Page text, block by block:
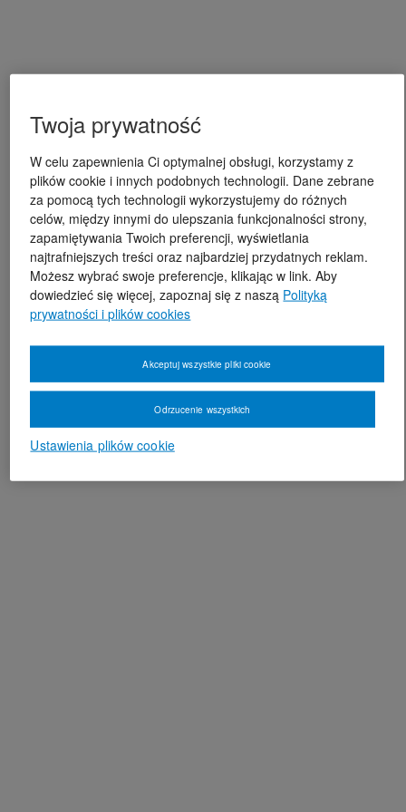
Twoja prywatność
W celu zapewnienia Ci optymalnej obsługi, korzystamy z
plików cookie i innych podobnych technologii. Dane zebrane
za pomocą tych technologii wykorzystujemy do różnych
celów, między innymi do ulepszania funkcjonalności strony,
zapamiętywania Twoich preferencji, wyświetlania
najtrafniejszych treści oraz najbardziej przydatnych reklam.
Możesz wybrać swoje preferencje, klikając w link. Aby
dowiedzieć się więcej, zapoznaj się z naszą Polityką
prywatności i plików cookies
Ustawienia plików cookie
Odrzucenie wszystkich
Akceptuj wszystkie pliki cookie